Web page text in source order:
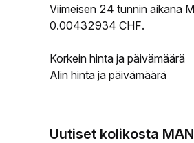
Viimeisen 24 tunnin aikana
0.00432934 CHF.
Korkein hinta ja päivämäärä
Alin hinta ja päivämäärä
Uutiset kolikosta